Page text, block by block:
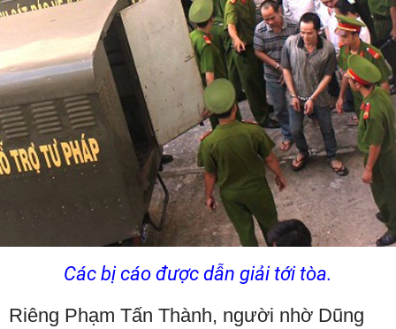
Các bị cáo được dẫn giải tới tòa.
Riêng Phạm Tấn Thành, người nhờ Dũng